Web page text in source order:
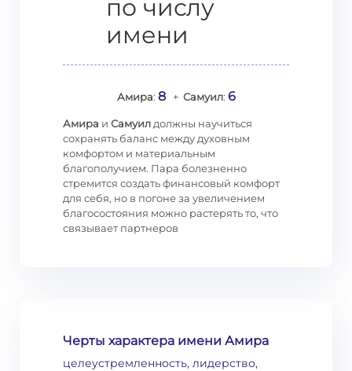
по числу
имени
Амира: 8+ Самуил: 6
Амира и Самуил должны научиться
сохранять баланс между духовным
комфортом и материальным
благополучием. Пара болезненно
стремится создать финансовый комфорт
для себя, но в погоне за увеличением
благосостояния можно растерять то, что
связывает партнеров
Черты характера имени Амира
целеустремленность, лидерство,